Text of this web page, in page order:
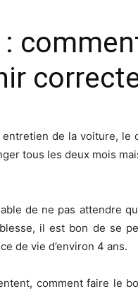
de la voiture, le
tous les deux mois
de ne pas attendre
il est bon de se
de vie d’environ 4 ans.
comment faire le